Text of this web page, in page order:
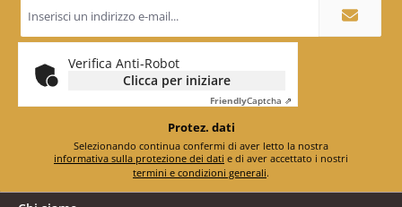
*
Verifica Anti-Robot
Clicca per iniziare
FriendlyCaptcha ⇗
Protez. dati
informativa sulla protezione dei dati
termini e condizioni generali.